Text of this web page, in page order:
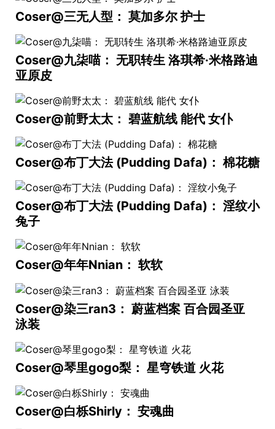
Coser@三无人型： 莫加多尔 护士
Coser@九柒喵： 无职转生 洛琪希·米格路迪
亚原皮
Coser@前野太太： 碧蓝航线 能代 女仆
Coser@布丁大法 (Pudding Dafa)： 棉花糖
Coser@布丁大法 (Pudding Dafa)： 淫纹小
兔子
Coser@年年Nnian： 软软
Coser@染三ran3： 蔚蓝档案 百合园圣亚
泳装
Coser@琴里gogo梨： 星穹铁道 火花
Coser@白栎Shirly： 安魂曲